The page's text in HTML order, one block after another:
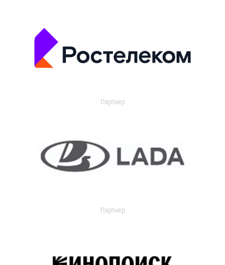
Партнер
Партнер